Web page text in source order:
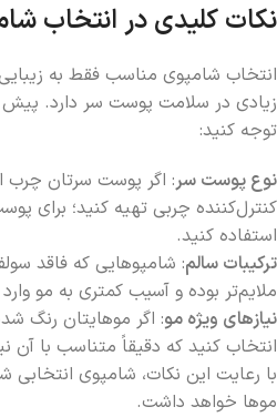
نکات کلیدی در انتخاب
انتخاب شامپوی مناسب فقط به
زیادی در سلامت پوست سر دارد. پیش
توجه کنید:
نوع پوست سر: اگر پوست سرتان
کنترل‌کننده چربی تهیه کنید؛ برای
استفاده کنید.
ترکیبات سالم: شامپوهایی که فاقد
ملایم‌تر بوده و آسیب کمتری به مو
نیازهای ویژه مو: اگر موهایتان رنگ
انتخاب کنید که دقیقاً متناسب با آن
با رعایت این نکات، شامپوی انتخابی
موها خواهد داشت.